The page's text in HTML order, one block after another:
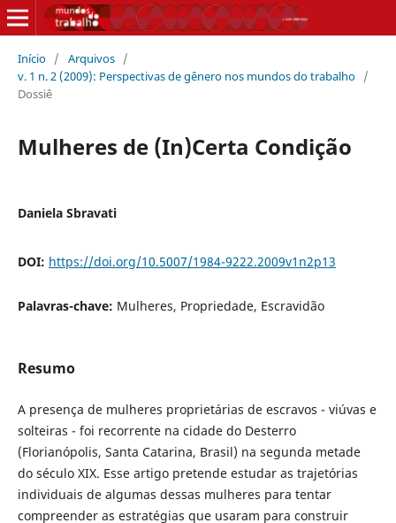
Início / Arquivos /
v. 1 n. 2 (2009): Perspectivas de gênero nos mundos do trabalho /
Dossiê
Mulheres de (In)Certa Condição
Daniela Sbravati
DOI: https://doi.org/10.5007/1984-9222.2009v1n2p13
Palavras-chave: Mulheres, Propriedade, Escravidão
Resumo
A presença de mulheres proprietárias de escravos - viúvas e
solteiras - foi recorrente na cidade do Desterro
(Florianópolis, Santa Catarina, Brasil) na segunda metade
do século XIX. Esse artigo pretende estudar as trajetórias
individuais de algumas dessas mulheres para tentar
compreender as estratégias que usaram para construir